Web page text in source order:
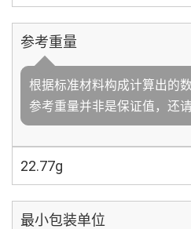
参考重量
根据标准材料构成计算出的
参考重量并非是保证值，还请
22.77g
最小包装单位